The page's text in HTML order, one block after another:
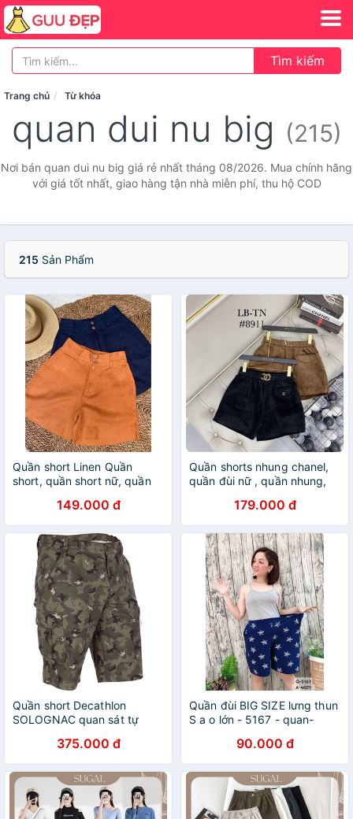
Tìm kiếm
Trang chủ Từ khóa
quan dui nu big (215)
Nơi bán quan dui nu big giá rẻ nhất tháng 08/2026. Mua chính hãng
với giá tốt nhất, giao hàng tận nhà miễn phí, thu hộ COD
215 Sản Phẩm
Quần short Linen Quần
short, quần short nữ, quần
quan sot, quần dùi, quần
sooc nữ, quần đùi n
149.000 đ
Quần shorts nhung chanel,
quần đùi nữ , quần nhung,
179.000 đ
Quần short Decathlon
SOLOGNAC quan sát tự
size 2XL(>90kg)
375.000 đ
Quần đùi BIG SIZE lưng thun
S a o lớn - 5167 - quan-
90.000 đ